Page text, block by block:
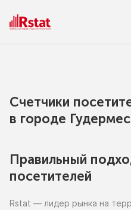
Счетчики
в городe Гудермес
Правильный
посетителей
Rstat — лидер рынка на